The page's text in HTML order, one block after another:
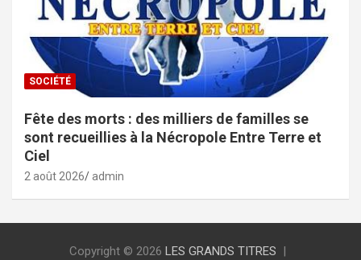
SOCIÉTÉ
Fête des morts : des milliers de familles se
sont recueillies à la Nécropole Entre Terre et
Ciel
2 août 2026 admin
Copyright © 2026 LES GRANDS TITRES